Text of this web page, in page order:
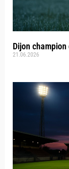
Dijon
21.06.2026